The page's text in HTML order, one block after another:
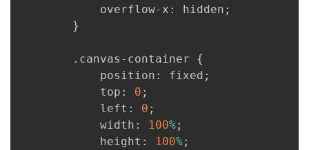
            overflow
- x : hidden ;
}
. canvas - container {
            position
: fixed ;
            top
: 0 ;
            left
: 0 ;
            width
: 100%;
            height
: 100%;